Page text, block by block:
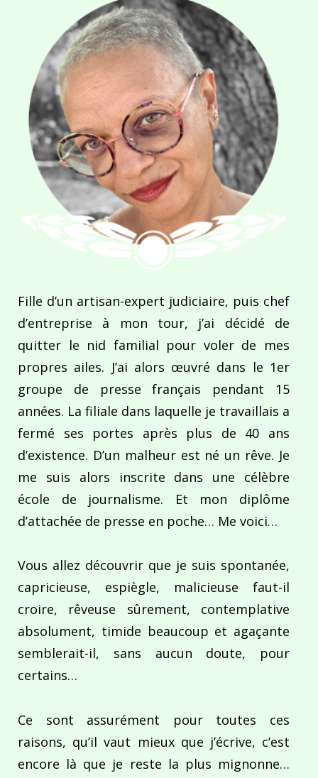
Fille d’un artisan-expert judiciaire, puis chef
d’entreprise à mon tour, j’ai décidé de
quitter le nid familial pour voler de mes
propres ailes. J’ai alors œuvré dans le 1er
groupe de presse français pendant 15
années. La filiale dans laquelle je travaillais a
fermé ses portes après plus de 40 ans
d’existence. D’un malheur est né un rêve. Je
me suis alors inscrite dans une célèbre
école de journalisme. Et mon diplôme
d’attachée de presse en poche… Me voici…
Vous allez découvrir que je suis spontanée,
capricieuse, espiègle, malicieuse faut-il
croire, rêveuse sûrement, contemplative
absolument, timide beaucoup et agaçante
semblerait-il, sans aucun doute, pour
certains…
Ce sont assurément pour toutes ces
raisons, qu’il vaut mieux que j’écrive, c’est
encore là que je reste la plus mignonne…